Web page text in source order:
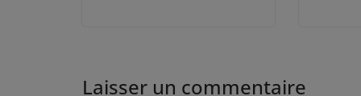
Laisser un commentaire